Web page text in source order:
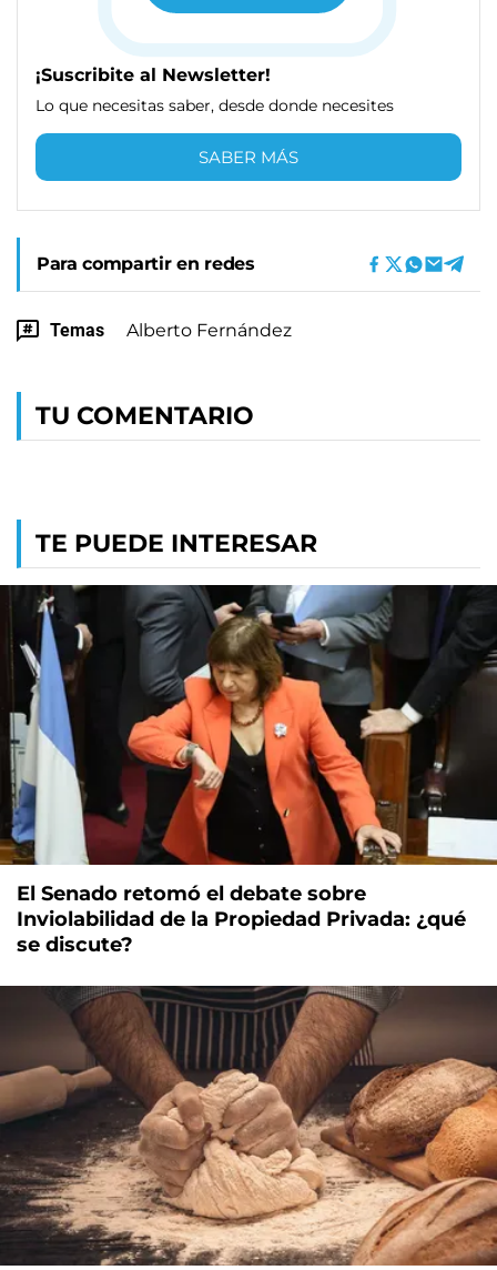
¡Suscribite al Newsletter!
Lo que necesitas saber, desde donde necesites
SABER MÁS
Para compartir en redes
Temas Alberto Fernández
TU COMENTARIO
TE PUEDE INTERESAR
El Senado retomó el debate sobre
Inviolabilidad de la Propiedad Privada: ¿qué
se discute?